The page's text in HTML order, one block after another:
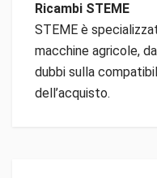
Ricambi STEME
STEME è
macchine agricole,
dubbi sulla
dell’acquisto.